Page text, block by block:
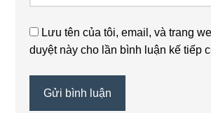
Lưu tên của tôi, email, và trang
duyệt này cho lần bình luận kế tiếp